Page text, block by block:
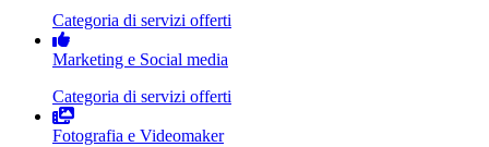
Categoria di servizi offerti
Marketing e Social media
Categoria di servizi offerti
Fotografia e Videomaker